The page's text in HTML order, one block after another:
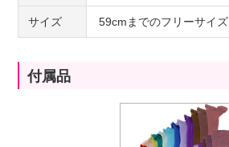
サイズ 59cmまでのフリーサイズ
付属品